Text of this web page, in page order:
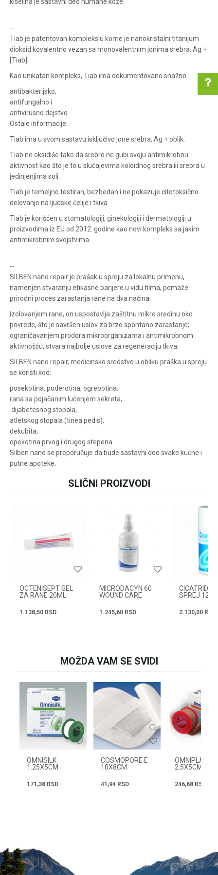
Za više informacija u
pišite nam:
customers@oazazdrav
+381631105804
08h do 16h
--
Tiab je patentovan kompleks u kome je nanokristalni titanijum
dioksid kovalentno vezan sa monovalentnim jonima srebra, Ag +
[Tiab].
Kao unikatan kompleks, Tiab ima dokumentovano snažno:
antibakterijsko,
antifungalno i
antivirusno dejstvo.
Ostale informacije:
Tiab ima u svom sastavu isključivo jone srebra, Ag + oblik.
Tiab ne oksidiše tako da srebro ne gubi svoju antimikrobnu
aktivnost kao što je to u slučajevima koloidnog srebra ili srebra u
jedinjenjima soli.
Tiab je temeljno testiran, bezbedan i ne pokazuje citotoksično
delovanje na ljudske ćelije i tkiva.
Tiab je korišćen u stomatologiji, ginekologiji i dermatologiji u
proizvodima iz EU od 2012. godine kao novi kompleks sa jakim
antimikrobnim svojstvima.
--
SILBEN nano repair je prašak u spreju za lokalnu primenu,
namenjen stvaranju efikasne barijere u vidu filma, pomaže
prirodni proces zarastanja rane na dva načina:
izolovanjem rane, on uspostavlja zaštitnu mikro sredinu oko
povrede, što je savršen uslov za brzo spontano zarastanje;
ograničavanjem prodora mikroorganizama i antimikrobnom
aktivnošću, stvara najbolje uslove za regeneraciju tkiva.
SILBEN nano repair, medicinsko sredstvo u obliku praška u spreju
se koristi kod:
posekotina, poderotina, ogrebotina.
rana sa pojačanim lučenjem sekreta,
dijabetesnog stopala,
atletskog stopala (tinea pedis),
dekubita,
opekotina prvog i drugog stepena
Silben nano se preporučuje da bude sastavni deo svake kućne i
putne apoteke.
SLIČNI PROIZVODI
OCTENISEPT GEL
ZA RANE 20ML
1.138,50 RSD
MICRODACYN 60
WOUND CARE
1.245,60 RSD
SPREJ
2.130,00 RSD
MOŽDA VAM SE SVIDI
OMNISILK
1.25X5CM
171,38 RSD
COSMOPORE E
10X8CM
41,94 RSD
OMNIPLAST
2.5X5CM
246,68 RSD